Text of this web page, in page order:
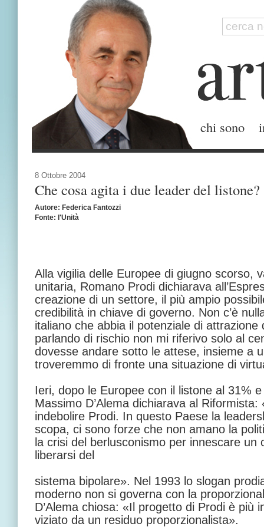
chi sono
8 Ottobre 2004
Che cosa agita i due leader del listone?
Autore: Federica Fantozzi
Fonte: l'Unità
Alla vigilia delle Europee di giugno scorso,
unitaria, Romano Prodi dichiarava
creazione di un settore, il più ampio
credibilità in chiave di governo. Non c’è
italiano che abbia il potenziale di attrazione
parlando di rischio non mi riferivo solo al
dovesse andare sotto le attese, insieme a
troveremmo di fronte una situazione di
Ieri, dopo le Europee con il listone al 31%
Massimo D’Alema dichiarava al Riformista:
indebolire Prodi. In questo Paese la
scopa, ci sono forze che non amano la
la crisi del berlusconismo per innescare un
liberarsi del
sistema bipolare». Nel 1993 lo slogan
moderno non si governa con la
D’Alema chiosa: «Il progetto di Prodi è più
viziato da un residuo proporzionalista».